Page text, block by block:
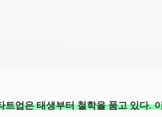
업은 태생부터 철학을 품고 있다.